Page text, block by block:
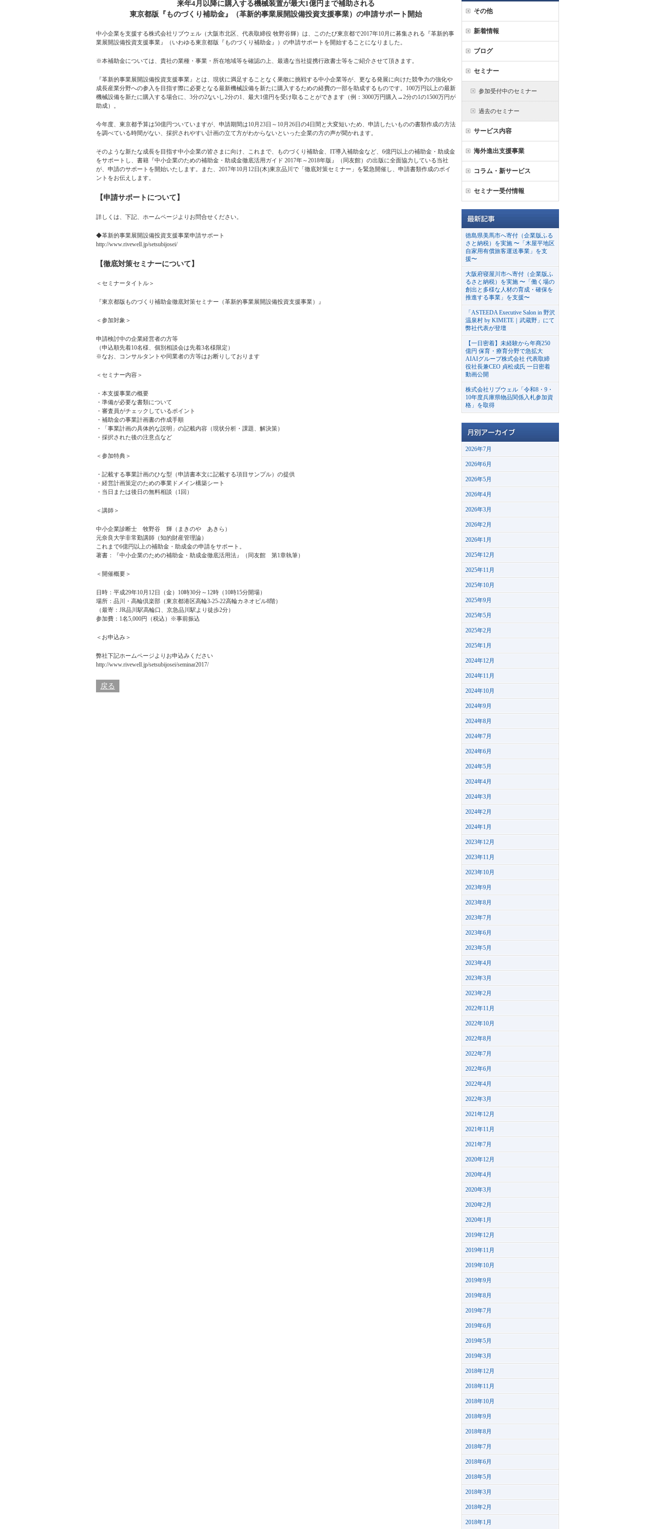
来年4月以降に購入する機械装置が最大1億円まで補助される
東京都版『ものづくり補助金』（革新的事業展開設備投資支援事業）の申請サポート開始
中小企業を支援する株式会社リブウェル（大阪市北区、代表取締役 牧野谷輝）は、このたび東京都で2017年10月に募集される『革新的事
業展開設備投資支援事業』（いわゆる東京都版『ものづくり補助金』）の申請サポートを開始することになりました。
※本補助金については、貴社の業種・事業・所在地域等を確認の上、最適な当社提携行政書士等をご紹介させて頂きます。
『革新的事業展開設備投資支援事業』とは、現状に満足することなく果敢に挑戦する中小企業等が、更なる発展に向けた競争力の強化や
成長産業分野への参入を目指す際に必要となる最新機械設備を新たに購入するための経費の一部を助成するものです。100万円以上の最新
機械設備を新たに購入する場合に、3分の2ないし2分の1、最大1億円を受け取ることができます（例：3000万円購入→2分の1の1500万円が
助成）。
今年度、東京都予算は50億円ついていますが、申請期間は10月23日～10月26日の4日間と大変短いため、申請したいものの書類作成の方法
を調べている時間がない、採択されやすい計画の立て方がわからないといった企業の方の声が聞かれます。
そのような新たな成長を目指す中小企業の皆さまに向け、これまで、ものづくり補助金、IT導入補助金など、6億円以上の補助金・助成金
をサポートし、書籍『中小企業のための補助金・助成金徹底活用ガイド 2017年～2018年版』（同友館）の出版に全面協力している当社
が、申請のサポートを開始いたします。また、2017年10月12日(木)東京品川で「徹底対策セミナー」を緊急開催し、申請書類作成のポイ
ントをお伝えします。
【申請サポートについて】
詳しくは、下記、ホームページよりお問合せください。
◆革新的事業展開設備投資支援事業申請サポート
http://www.rivewell.jp/setsubijosei/
【徹底対策セミナーについて】
＜セミナータイトル＞
『東京都版ものづくり補助金徹底対策セミナー（革新的事業展開設備投資支援事業）』
＜参加対象＞
申請検討中の企業経営者の方等
（申込順先着10名様、個別相談会は先着3名様限定）
※なお、コンサルタントや同業者の方等はお断りしております
＜セミナー内容＞
・本支援事業の概要
・準備が必要な書類について
・審査員がチェックしているポイント
・補助金の事業計画書の作成手順
・「事業計画の具体的な説明」の記載内容（現状分析・課題、解決策）
・採択された後の注意点など
＜参加特典＞
・記載する事業計画のひな型（申請書本文に記載する項目サンプル）の提供
・経営計画策定のための事業ドメイン構築シート
・当日または後日の無料相談（1回）
＜講師＞
中小企業診断士 牧野谷 輝（まきのや あきら）
元奈良大学非常勤講師（知的財産管理論）
これまで6億円以上の補助金・助成金の申請をサポート。
著書：『中小企業のための補助金・助成金徹底活用法』（同友館 第1章執筆）
＜開催概要＞
日時：平成29年10月12日（金）10時30分～12時（10時15分開場）
場所：品川・高輪倶楽部（東京都港区高輪3-25-22高輪カネオビル8階）
（最寄：JR品川駅高輪口、京急品川駅より徒歩2分）
参加費：1名5,000円（税込）※事前振込
＜お申込み＞
弊社下記ホームページよりお申込みください
http://www.rivewell.jp/setsubijosei/seminar2017/
戻る
その他
新着情報
ブログ
セミナー
参加受付中のセミナー
過去のセミナー
サービス内容
海外進出支援事業
コラム・新サービス
セミナー受付情報
徳島県美馬市へ寄付（企業版ふる
さと納税）を実施 〜「木屋平地区
自家用有償旅客運送事業」を支
援〜
大阪府寝屋川市へ寄付（企業版ふ
るさと納税）を実施 〜「働く場の
創出と多様な人材の育成・確保を
推進する事業」を支援〜
「ASTEEDA Executive Salon in 野沢
温泉村 by KIMETE｜武蔵野」にて
弊社代表が登壇
【一日密着】未経験から年商250
億円 保育・療育分野で急拡大
AIAIグループ株式会社 代表取締
役社長兼CEO 貞松成氏 一日密着
動画公開
株式会社リブウェル「令和8・9・
10年度兵庫県物品関係入札参加資
格」を取得
2026年7月
2026年6月
2026年5月
2026年4月
2026年3月
2026年2月
2026年1月
2025年12月
2025年11月
2025年10月
2025年9月
2025年5月
2025年2月
2025年1月
2024年12月
2024年11月
2024年10月
2024年9月
2024年8月
2024年7月
2024年6月
2024年5月
2024年4月
2024年3月
2024年2月
2024年1月
2023年12月
2023年11月
2023年10月
2023年9月
2023年8月
2023年7月
2023年6月
2023年5月
2023年4月
2023年3月
2023年2月
2022年11月
2022年10月
2022年8月
2022年7月
2022年6月
2022年4月
2022年3月
2021年12月
2021年11月
2021年7月
2020年12月
2020年4月
2020年3月
2020年2月
2020年1月
2019年12月
2019年11月
2019年10月
2019年9月
2019年8月
2019年7月
2019年6月
2019年5月
2019年3月
2018年12月
2018年11月
2018年10月
2018年9月
2018年8月
2018年7月
2018年6月
2018年5月
2018年3月
2018年2月
2018年1月